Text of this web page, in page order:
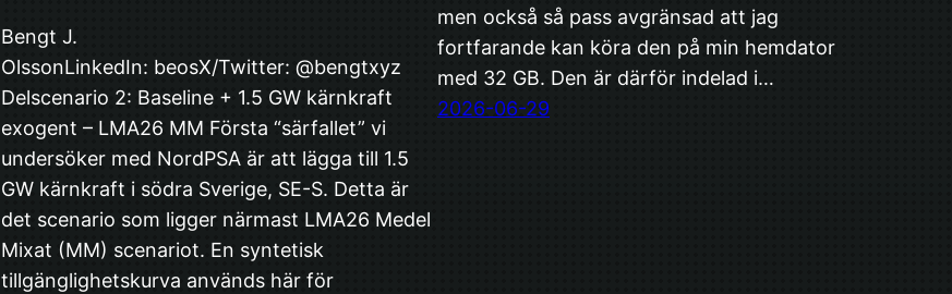
Bengt J.
OlssonLinkedIn: beosX/Twitter: @bengtxyz
Delscenario 2: Baseline + 1.5 GW kärnkraft
exogent – LMA26 MM Första “särfallet” vi
undersöker med NordPSA är att lägga till 1.5
GW kärnkraft i södra Sverige, SE-S. Detta är
det scenario som ligger närmast LMA26 Medel
Mixat (MM) scenariot. En syntetisk
tillgänglighetskurva används här för
men också så pass avgränsad att jag
fortfarande kan köra den på min hemdator
med 32 GB. Den är därför indelad i…
2026-06-29